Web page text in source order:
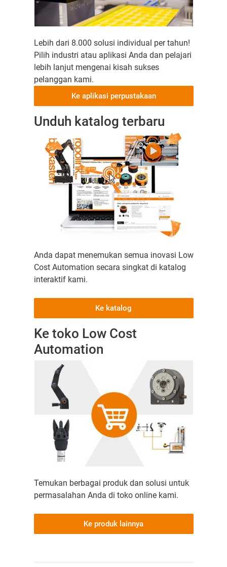
Lebih dari 8.000 solusi individual per tahun!
Pilih industri atau aplikasi Anda dan pelajari
lebih lanjut mengenai kisah sukses
pelanggan kami.
Ke aplikasi perpustakaan
Unduh katalog terbaru
Anda dapat menemukan semua inovasi Low
Cost Automation secara singkat di katalog
interaktif kami.
Ke katalog
Ke toko Low Cost
Automation
Temukan berbagai produk dan solusi untuk
permasalahan Anda di toko online kami.
Ke produk lainnya